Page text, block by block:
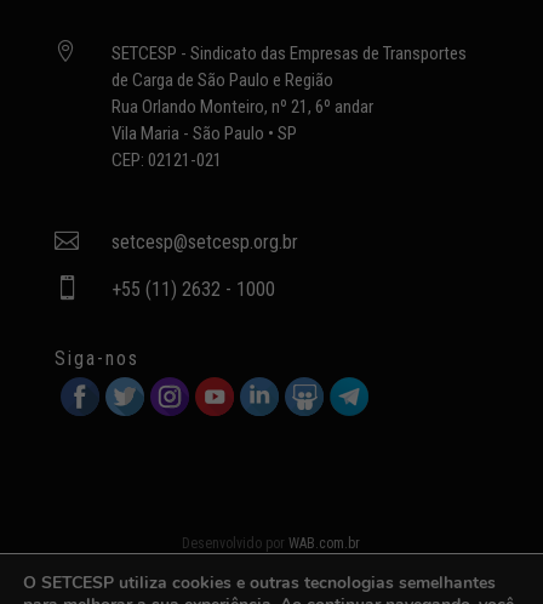

SETCESP - Sindicato das Empresas de Transportes
de Carga de São Paulo e Região
Rua Orlando Monteiro, nº 21, 6º andar
Vila Maria - São Paulo • SP
CEP: 02121-021
 setcesp@setcesp.org.br
 +55 (11) 2632 - 1000
Siga-nos
Desenvolvido porWAB.com.br
O SETCESP utiliza cookies e outras tecnologias semelhantes